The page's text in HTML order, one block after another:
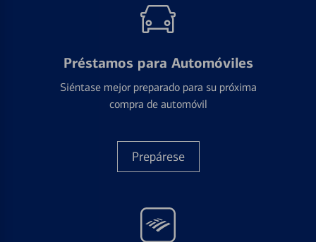
Préstamos para Automóviles
Siéntase mejor preparado para su próxima
compra de automóvil
Prepárese